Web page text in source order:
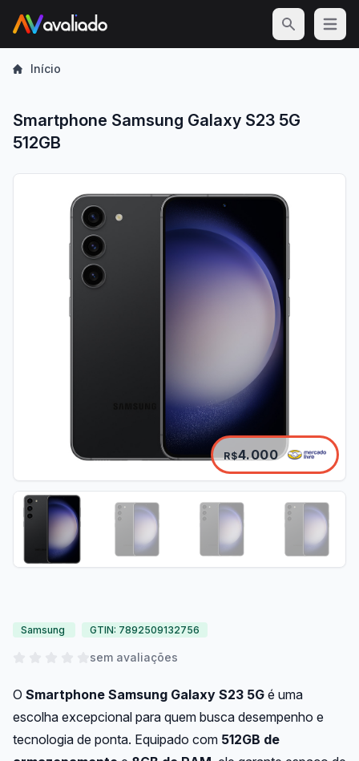
Open
Início
Smartphone Samsung Galaxy S23 5G
512GB
R$4.000
Samsung GTIN: 7892509132756
sem avaliações
O Smartphone Samsung Galaxy S23 5G é uma
escolha excepcional para quem busca desempenho e
tecnologia de ponta. Equipado com 512GB de